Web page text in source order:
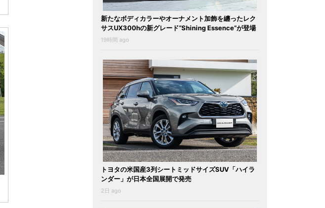
新たなボディカラーやオーナメント加飾を纏ったレク
サスUX300hの新グレード“Shining Essence”が登場
19時間 ago
トヨタの米国産3列シートミッドサイズSUV「ハイラ
ンダー」が日本全国展開で発売
2日 ago